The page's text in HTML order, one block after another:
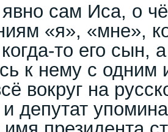
сам Иса, о
«я», «мне»,
то его сын,
к нему с одним
вокруг на
и депутат